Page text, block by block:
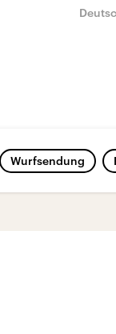
Wurfsendung